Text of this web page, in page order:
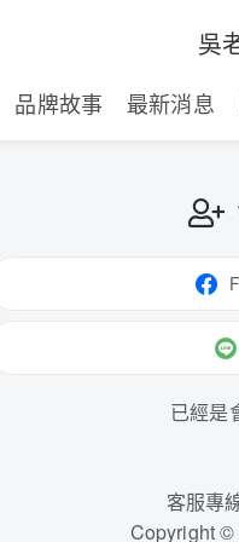
吳
品牌故事 最新消息
已經是
客服專
Copyright ©